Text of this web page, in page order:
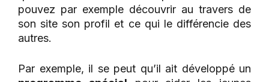
pouvez par exemple découvrir au travers de
son site son profil et ce qui le différencie des
autres.
Par exemple, il se peut qu’il ait développé un